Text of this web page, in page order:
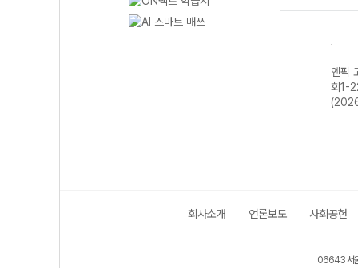
엔픽
회1-
회사소개 언론보도 사회공헌
06643 서